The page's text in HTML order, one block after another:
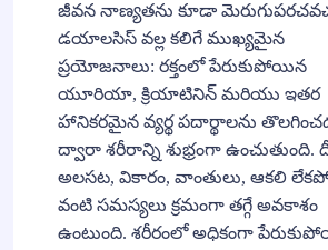
జీవన నాణ్యతను కూడా
డయాలసిస్ వల్ల కలిగే ముఖ్యమైన
ప్రయోజనాలు: రక్తంలో పేరుకుపోయిన
యూరియా, క్రియాటినిన్ మరియు ఇతర
హానికరమైన వ్యర్థ పదార్థాలను
ద్వారా శరీరాన్ని శుభ్రంగా ఉంచుతుంది.
అలసట, వికారం, వాంతులు, ఆకలి
వంటి సమస్యలు క్రమంగా తగ్గే అవకాశం
ఉంటుంది. శరీరంలో అధికంగా